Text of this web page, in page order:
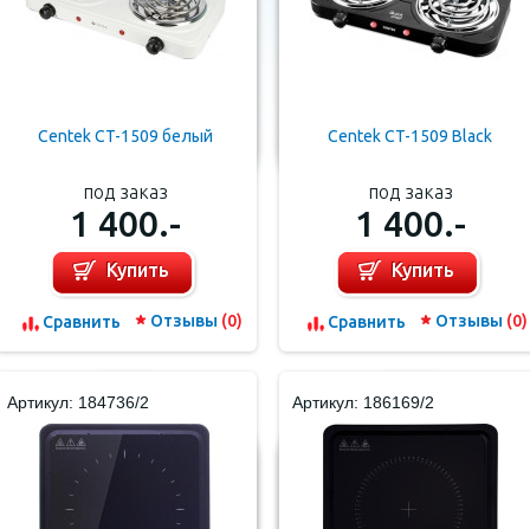
Centek CT-1509 белый
под заказ
1 400.-
Купить
Cравнить Отзывы (0)
Centek CT-1509 Black
под заказ
1 400.-
Купить
Cравнить Отзывы (0)
Артикул: 184736/2 Артикул: 186169/2